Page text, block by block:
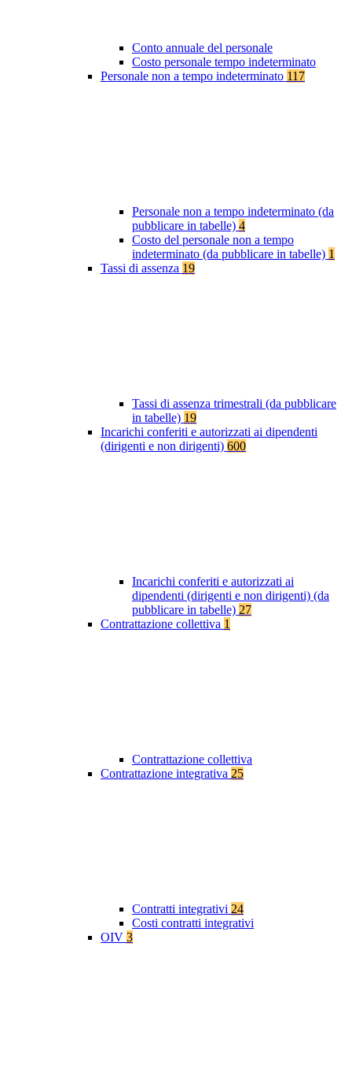
Conto annuale del personale
Costo personale tempo indeterminato
Personale non a tempo indeterminato 117
Personale non a tempo indeterminato (da
pubblicare in tabelle) 4
Costo del personale non a tempo
indeterminato (da pubblicare in tabelle) 1
Tassi di assenza 19
Tassi di assenza trimestrali (da pubblicare
in tabelle) 19
Incarichi conferiti e autorizzati ai dipendenti
(dirigenti e non dirigenti) 600
Incarichi conferiti e autorizzati ai
dipendenti (dirigenti e non dirigenti) (da
pubblicare in tabelle) 27
Contrattazione collettiva 1
Contrattazione collettiva
Contrattazione integrativa 25
Contratti integrativi 24
Costi contratti integrativi
OIV 3